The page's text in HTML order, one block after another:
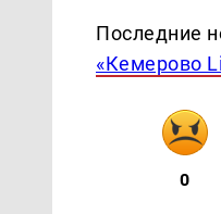
Последние
«Кемерово
0